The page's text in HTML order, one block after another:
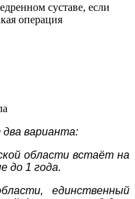
суставе, если
операция
варианта:
областивстаёт на
до 1 года.
единственный